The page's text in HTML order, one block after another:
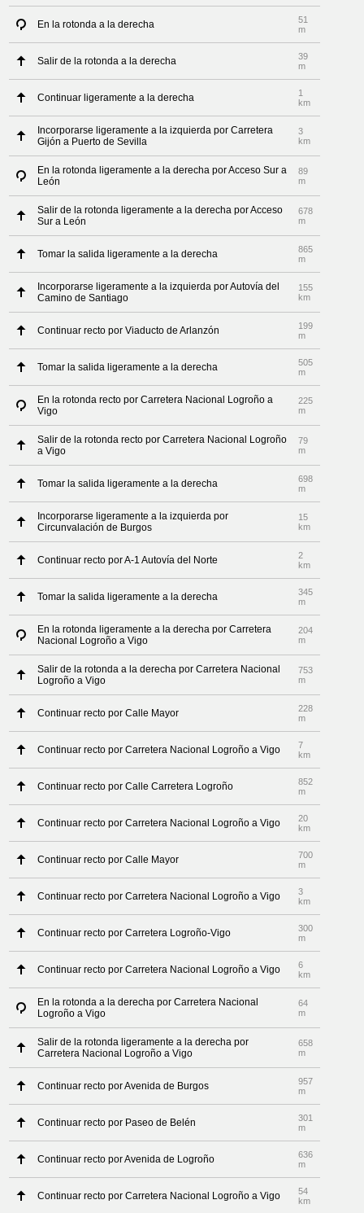
En la rotonda a la derecha
51
m
Salir de la rotonda a la derecha
39
m
Continuar ligeramente a la derecha
1
km
Incorporarse ligeramente a la izquierda por Carretera
Gijón a Puerto de Sevilla
3
km
En la rotonda ligeramente a la derecha por Acceso Sur a
León
89
m
Salir de la rotonda ligeramente a la derecha por Acceso
Sur a León
678
m
Tomar la salida ligeramente a la derecha
865
m
Incorporarse ligeramente a la izquierda por Autovía del
Camino de Santiago
155
km
Continuar recto por Viaducto de Arlanzón
199
m
Tomar la salida ligeramente a la derecha
505
m
En la rotonda recto por Carretera Nacional Logroño a
Vigo
225
m
Salir de la rotonda recto por Carretera Nacional Logroño
a Vigo
79
m
Tomar la salida ligeramente a la derecha
698
m
Incorporarse ligeramente a la izquierda por
Circunvalación de Burgos
15
km
Continuar recto por A-1 Autovía del Norte
2
km
Tomar la salida ligeramente a la derecha
345
m
En la rotonda ligeramente a la derecha por Carretera
Nacional Logroño a Vigo
204
m
Salir de la rotonda a la derecha por Carretera Nacional
Logroño a Vigo
753
m
Continuar recto por Calle Mayor
228
m
Continuar recto por Carretera Nacional Logroño a Vigo
7
km
Continuar recto por Calle Carretera Logroño
852
m
Continuar recto por Carretera Nacional Logroño a Vigo
20
km
Continuar recto por Calle Mayor
700
m
Continuar recto por Carretera Nacional Logroño a Vigo
3
km
Continuar recto por Carretera Logroño-Vigo
300
m
Continuar recto por Carretera Nacional Logroño a Vigo
6
km
En la rotonda a la derecha por Carretera Nacional
Logroño a Vigo
64
m
Salir de la rotonda ligeramente a la derecha por
Carretera Nacional Logroño a Vigo
658
m
Continuar recto por Avenida de Burgos
957
m
Continuar recto por Paseo de Belén
301
m
Continuar recto por Avenida de Logroño
636
m
Continuar recto por Carretera Nacional Logroño a Vigo
54
km